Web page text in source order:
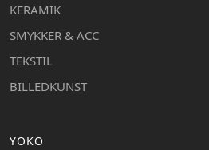
KERAMIK
SMYKKER & ACC
TEKSTIL
BILLEDKUNST
YOKO